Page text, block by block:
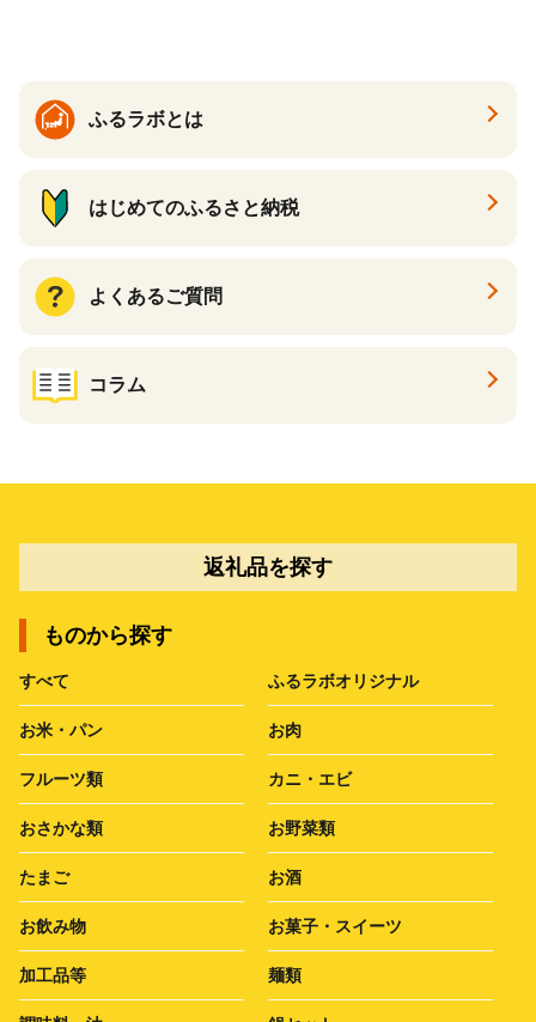
ふるラボとは
はじめてのふるさと納税
よくあるご質問
コラム
返礼品を探す
ものから探す
すべて ふるラボオリジナル
お米・パン お肉
フルーツ類 カニ・エビ
おさかな類 お野菜類
たまご お酒
お飲み物 お菓子・スイーツ
加工品等 麺類